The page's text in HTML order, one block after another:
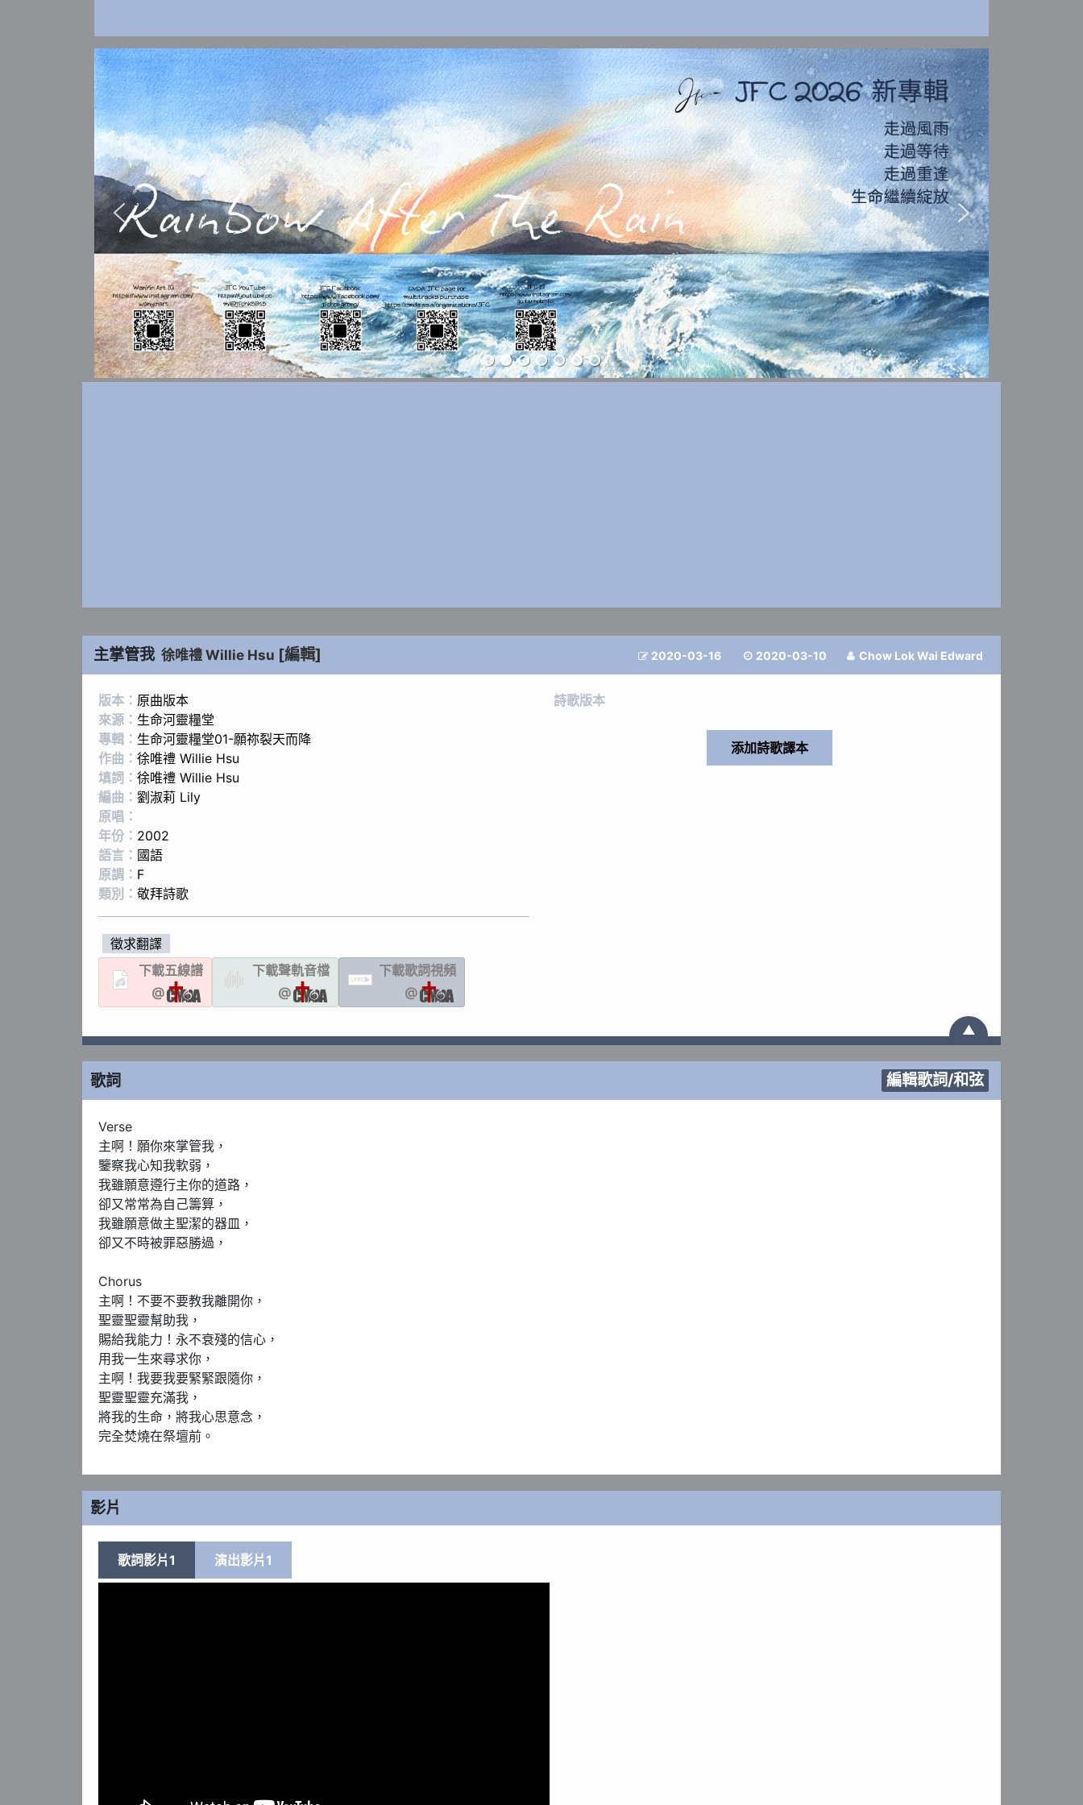
主掌管我 徐唯禮 Willie Hsu [編輯]  2020-03-16  2020-03-10  Chow Lok Wai Edward
版本： 原曲版本
來源： 生命河靈糧堂
專輯： 生命河靈糧堂01-願祢裂天而降
作曲： 徐唯禮 Willie Hsu
填詞： 徐唯禮 Willie Hsu
編曲： 劉淑莉 Lily
原唱：
年份： 2002
語言： 國語
原調： F
類別： 敬拜詩歌
徵求翻譯
下載五線譜
@
下載聲軌音檔
@
LYRIC
下載歌詞視頻
@
詩歌版本
▲
歌詞 編輯歌詞/和弦
Verse
主啊！願你來掌管我，
鑒察我心知我軟弱，
我雖願意遵行主你的道路，
卻又常常為自己籌算，
我雖願意做主聖潔的器皿，
卻又不時被罪惡勝過，
Chorus
主啊！不要不要教我離開你，
聖靈聖靈幫助我，
賜給我能力！永不衰殘的信心，
用我一生來尋求你，
主啊！我要我要緊緊跟隨你，
聖靈聖靈充滿我，
將我的生命，將我心思意念，
完全焚燒在祭壇前。
影片
歌詞影片1 演出影片1